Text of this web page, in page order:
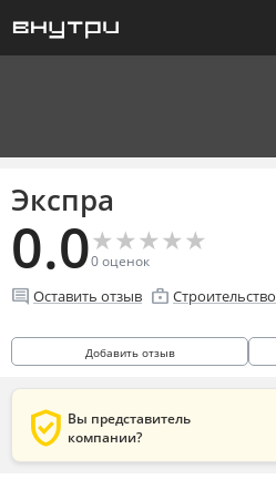
Экспра
0.0★
★★
★★
★★
★★
★
0оценок
comment Оставить отзыв enterprise Строительство
Добавить отзыв
verified_user Вы представитель
компании?